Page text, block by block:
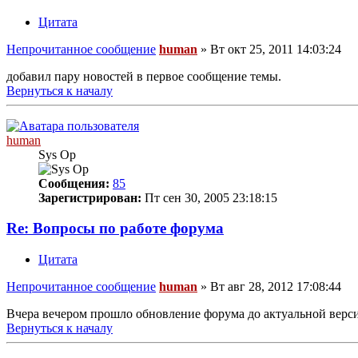
Цитата
Непрочитанное сообщение human » Вт окт 25, 2011 14:03:24
добавил пару новостей в первое сообщение темы.
Вернуться к началу
human
Sys Op
Сообщения: 85
Зарегистрирован: Пт сен 30, 2005 23:18:15
Re: Вопросы по работе форума
Цитата
Непрочитанное сообщение human » Вт авг 28, 2012 17:08:44
Вчера вечером прошло обновление форума до актуальной
Вернуться к началу